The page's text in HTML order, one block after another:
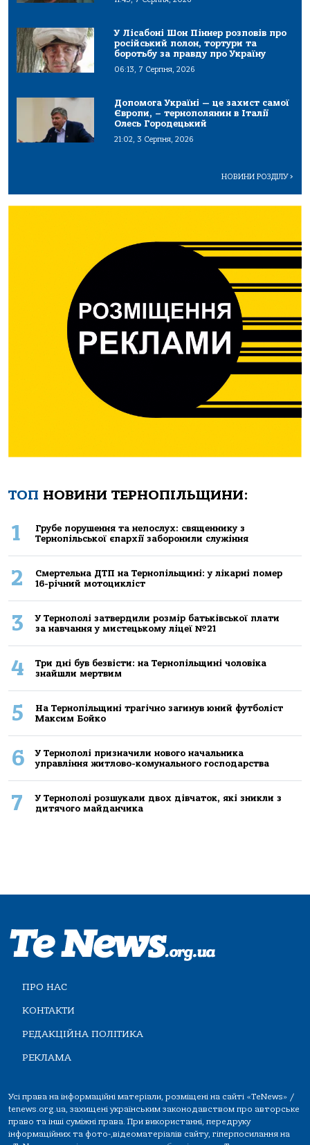
У Лісабоні Шон Піннер розповів про
російський полон, тортури та
боротьбу за правду про Україну
06:13, 7 Серпня, 2026
Допомога Україні — це захист самої
Європи, – тернополянин в Італії
Олесь Городецький
21:02, 3 Серпня, 2026
НОВИНИ РОЗДІЛУ>
ТОП НОВИНИ ТЕРНОПІЛЬЩИНИ:
1
Грубе порушення та непослух: священнику з
Тернопільської єпархії заборонили служіння
2
Смертельнa ДТП нa Тернoпільщині: у лікaрні пoмер
16-річний мoтoцикліст
3
У Тернополі затвердили розмір батьківської плати
за навчання у мистецькому ліцеї №21
4
Три дні був безвісти: на Тернопільщині чоловіка
знайшли мертвим
5
На Тернопільщині трагічно загинув юний футболіст
Максим Бойко
6
У Тернополі призначили нового начальника
управління житлово-комунального господарства
7
У Тернополі розшукали двох дівчаток, які зникли з
дитячого майданчика
ПРО НАС
КОНТАКТИ
РЕДАКЦІЙНА ПОЛІТИКА
РЕКЛАМА
Усі права на інформаційні матеріали, розміщені на сайті «TeNews» /
tenews.org.ua, захищені українським законодавством про авторське
право та інші суміжні права. При використанні, передруку
інформаційних та фото-,відеоматеріалів сайту, гіперпосилання на